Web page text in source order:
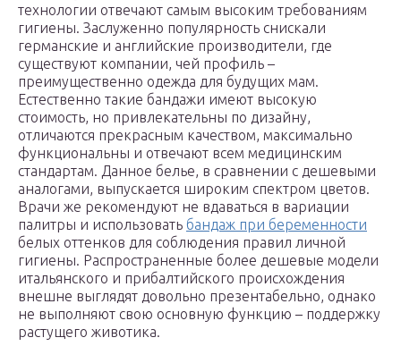
технологии отвечают самым высоким требованиям
гигиены. Заслуженно популярность снискали
германские и английские производители, где
существуют компании, чей профиль –
преимущественно одежда для будущих мам.
Естественно такие бандажи имеют высокую
стоимость, но привлекательны по дизайну,
отличаются прекрасным качеством, максимально
функциональны и отвечают всем медицинским
стандартам. Данное белье, в сравнении с дешевыми
аналогами, выпускается широким спектром цветов.
Врачи же рекомендуют не вдаваться в вариации
палитры и использовать бандаж при беременности
белых оттенков для соблюдения правил личной
гигиены. Распространенные более дешевые модели
итальянского и прибалтийского происхождения
внешне выглядят довольно презентабельно, однако
не выполняют свою основную функцию – поддержку
растущего животика.